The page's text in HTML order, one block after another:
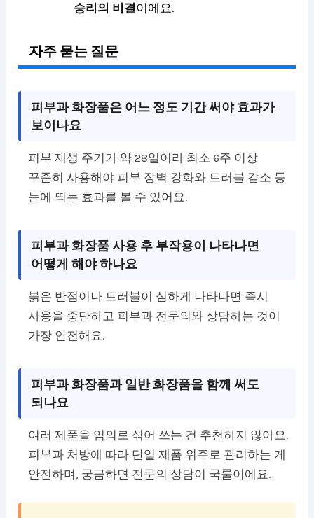
승리의 비결이에요.
자주 묻는 질문
피부과 화장품은 어느 정도 기간 써야 효과가
보이나요
피부 재생 주기가 약 28일이라 최소 6주 이상
꾸준히 사용해야 피부 장벽 강화와 트러블 감소 등
눈에 띄는 효과를 볼 수 있어요.
피부과 화장품 사용 후 부작용이 나타나면
어떻게 해야 하나요
붉은 반점이나 트러블이 심하게 나타나면 즉시
사용을 중단하고 피부과 전문의와 상담하는 것이
가장 안전해요.
피부과 화장품과 일반 화장품을 함께 써도
되나요
여러 제품을 임의로 섞어 쓰는 건 추천하지 않아요.
피부과 처방에 따라 단일 제품 위주로 관리하는 게
안전하며, 궁금하면 전문의 상담이 국룰이에요.